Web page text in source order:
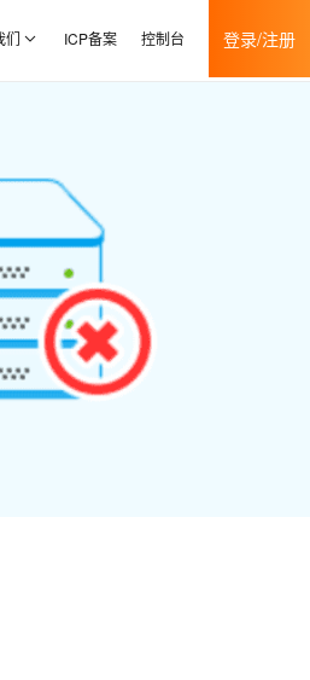
们 ICP备案 控制台 登录/注册